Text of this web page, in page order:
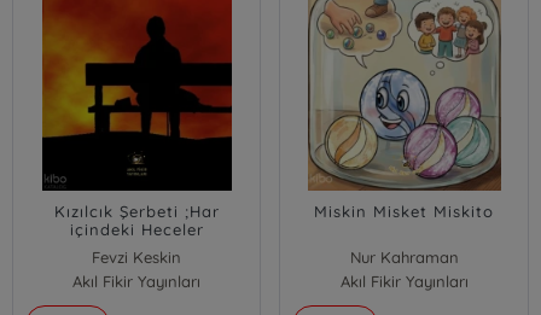
Kızılcık Şerbeti ;Har
içindeki Heceler
Fevzi Keskin
Akıl Fikir Yayınları
Miskin Misket Miskito
Nur Kahraman
Akıl Fikir Yayınları